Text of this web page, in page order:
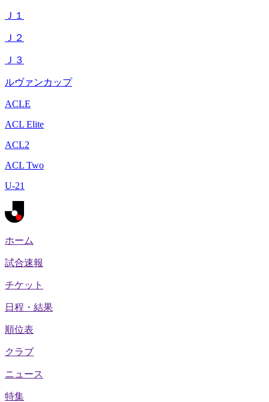
Ｊ１
Ｊ２
Ｊ３
ルヴァンカップ
ACLE
ACL Elite
ACL2
ACL Two
U-21
ホーム
試合速報
チケット
日程・結果
順位表
クラブ
ニュース
特集